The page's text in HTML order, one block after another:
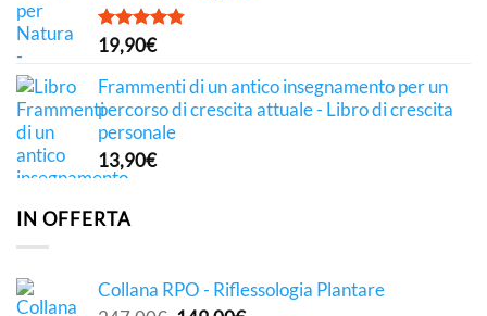
Valutato
4.81
19,90€
Frammenti di un antico insegnamento per un
percorso di crescita attuale - Libro di crescita
personale
13,90€
IN OFFERTA
Collana RPO - Riflessologia Plantare